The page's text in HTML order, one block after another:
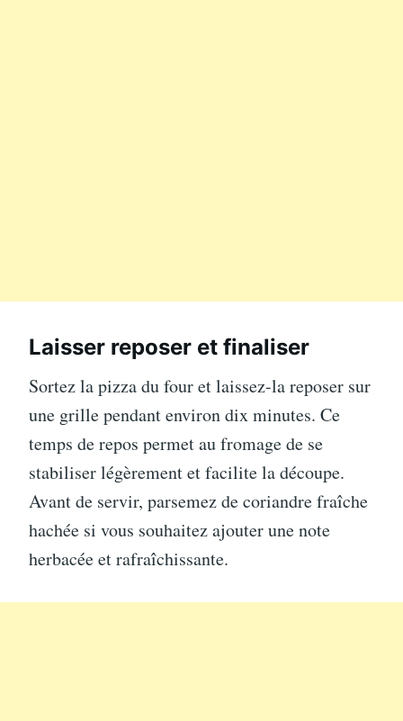
Laisser reposer et finaliser
Sortez la pizza du four et laissez-la reposer sur
une grille pendant environ dix minutes. Ce
temps de repos permet au fromage de se
stabiliser légèrement et facilite la découpe.
Avant de servir, parsemez de coriandre fraîche
hachée si vous souhaitez ajouter une note
herbacée et rafraîchissante.